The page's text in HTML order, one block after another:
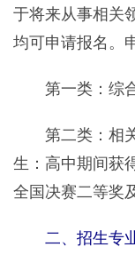
于将来从事相关
均可申请报名。
第一类：综
第二类：相
生：高中期间获
全国决赛二等奖
二、招生专